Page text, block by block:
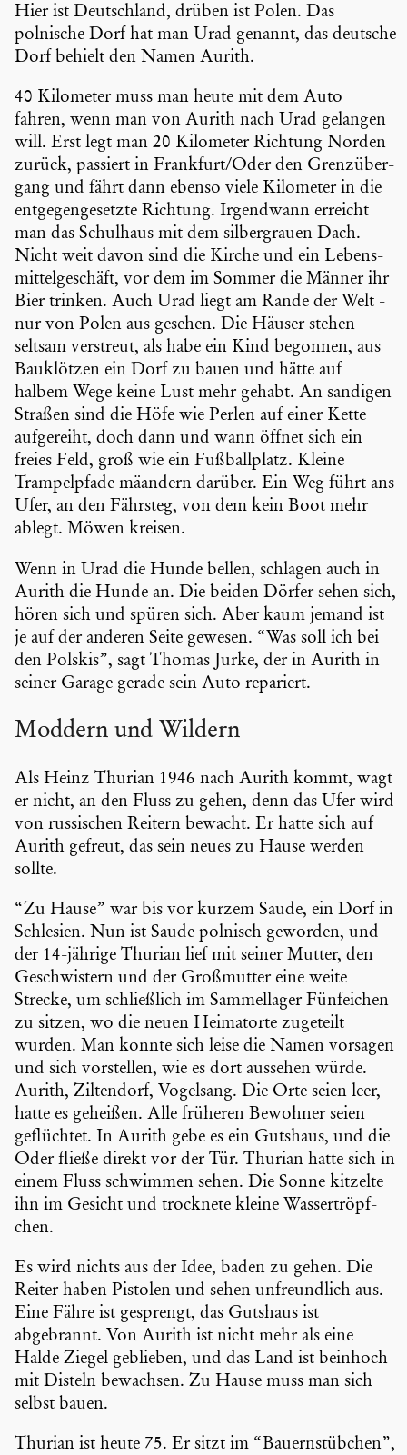
Hier ist Deutsch­land, drüben ist Polen. Das
polnische Dorf hat man Urad genannt, das deutsche
Dorf behielt den Namen Aurith.
40 Kilometer muss man heute mit dem Auto
fahren, wenn man von Aurith nach Urad gelangen
will. Erst legt man 20 Kilometer Richtung Norden
zurück, passiert in Frankfurt/Oder den Grenz­über­
gang und fährt dann ebenso viele Kilometer in die
entge­gen­ge­setzte Richtung. Irgend­wann erreicht
man das Schulhaus mit dem silber­grauen Dach.
Nicht weit davon sind die Kirche und ein Lebens­
mit­tel­ge­schäft, vor dem im Sommer die Männer ihr
Bier trinken. Auch Urad liegt am Rande der Welt -
nur von Polen aus gesehen. Die Häuser stehen
seltsam verstreut, als habe ein Kind begonnen, aus
Bauklötzen ein Dorf zu bauen und hätte auf
halbem Wege keine Lust mehr gehabt. An sandigen
Straßen sind die Höfe wie Perlen auf einer Kette
aufge­reiht, doch dann und wann öffnet sich ein
freies Feld, groß wie ein Fußball­platz. Kleine
Trampel­pfade mäandern darüber. Ein Weg führt ans
Ufer, an den Fährsteg, von dem kein Boot mehr
ablegt. Möwen kreisen.
Wenn in Urad die Hunde bellen, schlagen auch in
Aurith die Hunde an. Die beiden Dörfer sehen sich,
hören sich und spüren sich. Aber kaum jemand ist
je auf der anderen Seite gewesen. “Was soll ich bei
den Polskis”, sagt Thomas Jurke, der in Aurith in
seiner Garage gerade sein Auto repariert.
Moddern und Wildern
Als Heinz Thurian 1946 nach Aurith kommt, wagt
er nicht, an den Fluss zu gehen, denn das Ufer wird
von russi­schen Reitern bewacht. Er hatte sich auf
Aurith gefreut, das sein neues zu Hause werden
sollte.
“Zu Hause” war bis vor kurzem Saude, ein Dorf in
Schlesien. Nun ist Saude polnisch geworden, und
der 14-jährige Thurian lief mit seiner Mutter, den
Geschwis­tern und der Großmutter eine weite
Strecke, um schließ­lich im Sammel­lager Fünfei­chen
zu sitzen, wo die neuen Heimat­orte zugeteilt
wurden. Man konnte sich leise die Namen vorsagen
und sich vorstellen, wie es dort aussehen würde.
Aurith, Zilten­dorf, Vogelsang. Die Orte seien leer,
hatte es geheißen. Alle früheren Bewohner seien
geflüchtet. In Aurith gebe es ein Gutshaus, und die
Oder fließe direkt vor der Tür. Thurian hatte sich in
einem Fluss schwimmen sehen. Die Sonne kitzelte
ihn im Gesicht und trocknete kleine Wasser­tröpf­
chen.
Es wird nichts aus der Idee, baden zu gehen. Die
Reiter haben Pistolen und sehen unfreund­lich aus.
Eine Fähre ist gesprengt, das Gutshaus ist
abgebrannt. Von Aurith ist nicht mehr als eine
Halde Ziegel geblieben, und das Land ist beinhoch
mit Disteln bewachsen. Zu Hause muss man sich
selbst bauen.
Thurian ist heute 75. Er sitzt im “Bauern­stüb­chen”,